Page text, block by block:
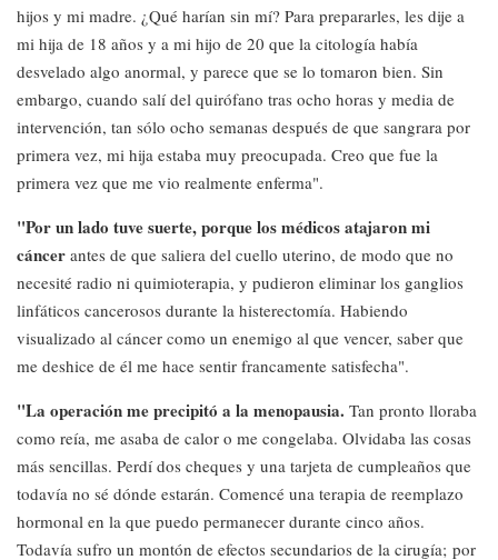
hijos y mi madre. ¿Qué harían sin mí? Para prepararles, les dije a
mi hija de 18 años y a mi hijo de 20 que la citología había
desvelado algo anormal, y parece que se lo tomaron bien. Sin
embargo, cuando salí del quirófano tras ocho horas y media de
intervención, tan sólo ocho semanas después de que sangrara por
primera vez, mi hija estaba muy preocupada. Creo que fue la
primera vez que me vio realmente enferma".
"Por un lado tuve suerte, porque los médicos atajaron mi
cáncer antes de que saliera del cuello uterino, de modo que no
necesité radio ni quimioterapia, y pudieron eliminar los ganglios
linfáticos cancerosos durante la histerectomía. Habiendo
visualizado al cáncer como un enemigo al que vencer, saber que
me deshice de él me hace sentir francamente satisfecha".
"La operación me precipitó a la menopausia. Tan pronto lloraba
como reía, me asaba de calor o me congelaba. Olvidaba las cosas
más sencillas. Perdí dos cheques y una tarjeta de cumpleaños que
todavía no sé dónde estarán. Comencé una terapia de reemplazo
hormonal en la que puedo permanecer durante cinco años.
Todavía sufro un montón de efectos secundarios de la cirugía; por